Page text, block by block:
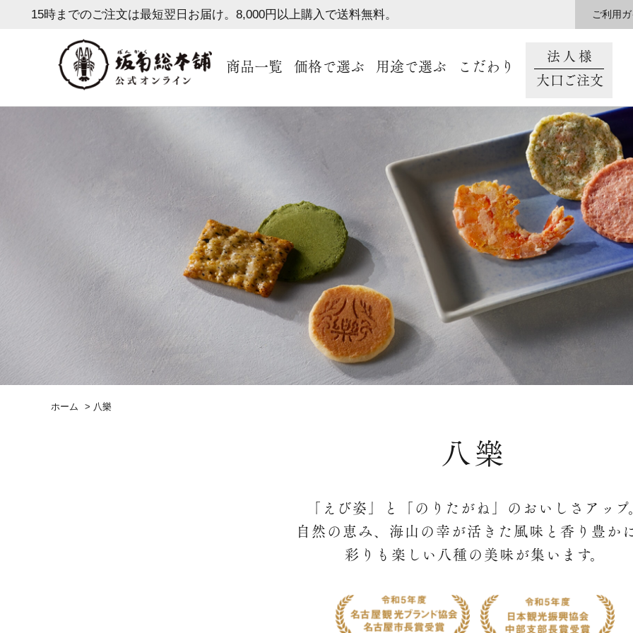
15時までのご注文は最短翌日お届け。8,000円以上購入で送料無料。 ご利用
商品一覧 価格で選ぶ 用途で選ぶ こだわり
法人様
大口ご注文
ホーム > 八樂
八樂
「えび姿」と「のりたがね」のおいしさアップ
自然の恵み、海山の幸が活きた風味と香り豊か
彩りも楽しい八種の美味が集います。